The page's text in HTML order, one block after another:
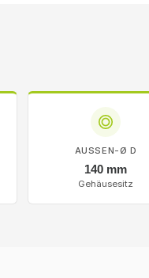
AUSSEN-Ø D
140 mm
Gehäusesitz